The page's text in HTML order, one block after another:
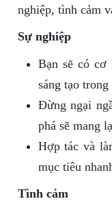
nghiệp, tình cảm
Sự nghiệp
Bạn sẽ có cơ
sáng tạo
Đừng ngại
phá sẽ mang
Hợp tác và
mục tiêu
Tình cảm